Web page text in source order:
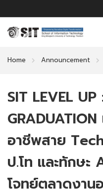
Home Announcement
SIT LEVEL UP
อาชีพสาย
ป.โท และทักษ
โจทย์ตลาดงาน